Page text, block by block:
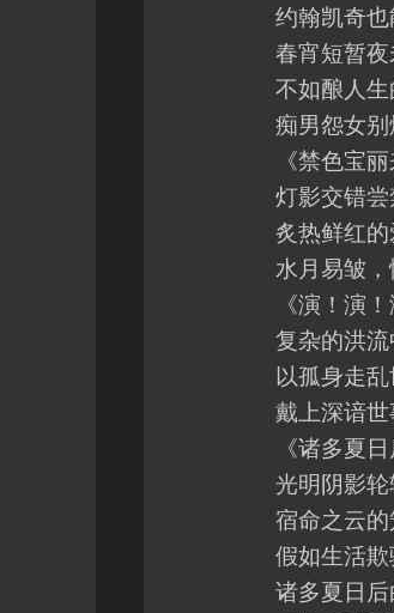
约翰凯奇也
春宵短暂夜
不如酿人生
痴男怨女别
《禁色宝丽
灯影交错尝
炙热鲜红的爱
水月易皱，情
《演！演！
复杂的洪流
以孤身走乱
戴上深谙世
《诸多夏日
光明阴影轮
宿命之云的
假如生活欺
诸多夏日后白